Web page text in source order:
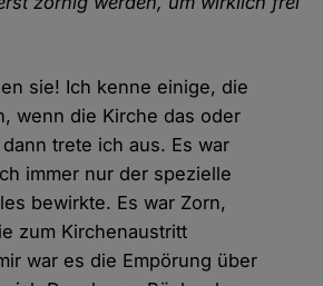
sie! Ich kenne einige, die
wenn die Kirche das oder
trete ich aus. Es war
immer nur der spezielle
bewirkte. Es war Zorn,
zum Kirchenaustritt
war es die Empörung über